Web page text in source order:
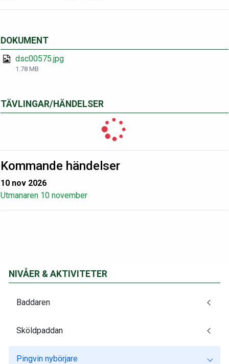
DOKUMENT
dsc00575.jpg
1.78 MB
TÄVLINGAR/HÄNDELSER
Kommande händelser
10 nov 2026
Utmanaren 10 november
NIVÅER & AKTIVITETER
Baddaren
Sköldpaddan
Pingvin nybörjare